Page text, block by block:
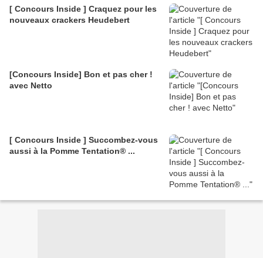
[ Concours Inside ] Craquez pour les
nouveaux crackers Heudebert
[Concours Inside] Bon et pas cher !
avec Netto
[ Concours Inside ] Succombez-vous
aussi à la Pomme Tentation® ...